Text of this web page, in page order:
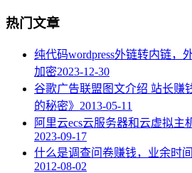
热门文章
纯代码wordpress外链转内链，
加密2023-12-30
谷歌广告联盟图文介绍 站长赚
的秘密》 2013-05-11
阿里云ecs云服务器和云虚拟主
2023-09-17
什么是调查问卷赚钱，业余时
2012-08-02